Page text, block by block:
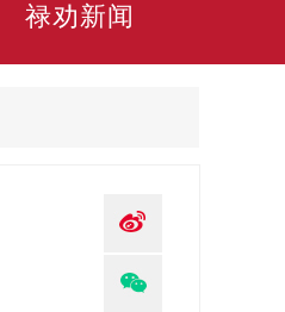
禄劝新闻